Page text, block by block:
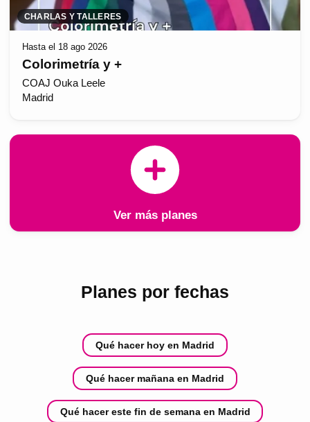
CHARLAS Y TALLERES
Hasta el 18 ago 2026
Colorimetría y +
COAJ Ouka Leele
Madrid
Ver más planes
Planes por fechas
Qué hacer hoy en Madrid
Qué hacer mañana en Madrid
Qué hacer este fin de semana en Madrid